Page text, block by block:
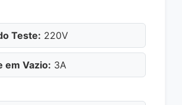
Teste: 220V
em Vazio: 3A